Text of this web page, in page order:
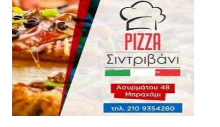
LIVE η Πανιώνια Εκπομπή!
August 03, 2026